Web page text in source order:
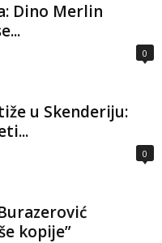
Dino Merlin
0
u Skenderiju:
0
kopije”